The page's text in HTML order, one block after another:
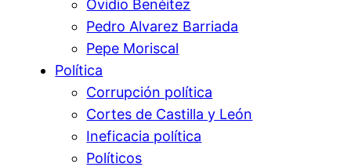
Ovidio Benéitez
Pedro Alvarez Barriada
Pepe Moriscal
Política
Corrupción política
Cortes de Castilla y León
Ineficacia política
Políticos